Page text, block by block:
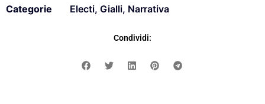
Categorie Electi, Gialli, Narrativa
Condividi: